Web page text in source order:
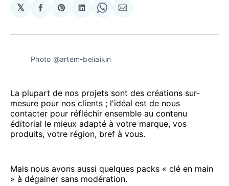
𝕏
Partager
Facebook
Share
Pinterest
Partager
LinkedIn
Share
WhatsApp
Partager
Courriel
Photo @artem-beliaikin
La plupart de nos projets sont des créations sur-
mesure pour nos clients ; l'idéal est de nous
contacter pour réfléchir ensemble au contenu
éditorial le mieux adapté à votre marque, vos
produits, votre région, bref à vous.
Mais nous avons aussi quelques packs « clé en main
» à dégainer sans modération.